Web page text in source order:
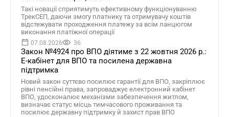
Такі новації сприятимуть ефективному функціонуванню
ТрекСЕП, даючи змогу платнику та отримувачу коштів
відстежувати проходження платежу за всім ланцюгом
виконання платіжної операції
07.08.2026 36
Закон №4924 про ВПО діятиме з 22 жовтня 2026 р.:
Е-кабінет для ВПО та посилена державна
підтримка
Новий закон суттєво посилює гарантії для ВПО, закріплює
рівні пенсійні права, запроваджує електронний кабінет
ВПО, удосконалює механізми забезпечення житлом,
визначає статус місць тимчасового проживання та
посилює державну підтримку й захист прав ВПО